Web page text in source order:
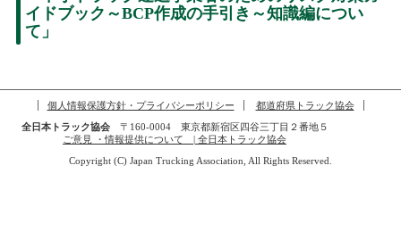
イドブック～BCP作成の手引き～知識編につい
て」
個人情報保護方針・プライバシーポリシー
都道府県トラック協会
全日本トラック協会〒160-0004 東京都新宿区四谷三丁目２番地５
ご意見 ・情報提供について | 全日本トラック協会
Copyright (C) Japan Trucking Association, All Rights Reserved.